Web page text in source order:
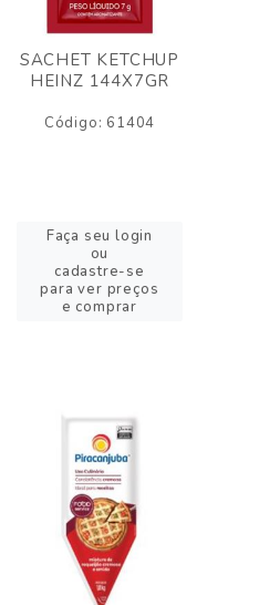
SACHET KETCHUP
HEINZ 144X7GR
Código: 61404
Faça seu login
ou
cadastre-se
para ver preços
e comprar